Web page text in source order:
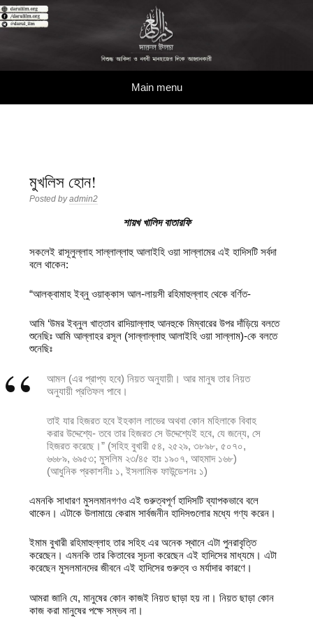
বিশুদ্ধ আকিদা ও নববী মানহাজের দিকে আহ্বানকারী
Main menu
মুখলিস হোন!
Posted byadmin2
শায়খ খালিদ বাতারফি
সকলেই রাসূলুল্লাহ সাল্লাল্লাহু আলাইহি ওয়া সাল্লামের এই হাদিসটি সর্বদা
বলে থাকেন:
“আলক্বামাহ ইব্‌নু ওয়াক্কাস আল-লায়সী রহিমাহুল্লাহ থেকে বর্ণিত-
আমি ‘উমর ইব্‌নুল খাত্তাব রাদিয়াল্লাহু আনহুকে মিম্বারের উপর দাঁড়িয়ে বলতে
শুনেছিঃ আমি আল্লাহর রসূল (সাল্লাল্লাহু আলাইহি ওয়া সাল্লাম)-কে বলতে
শুনেছিঃ
আমল (এর প্রাপ্য হবে) নিয়ত অনুযায়ী। আর মানুষ তার নিয়ত
অনুযায়ী প্রতিফল পাবে।
তাই যার হিজরত হবে ইহকাল লাভের অথবা কোন মহিলাকে বিবাহ
করার উদ্দেশ্যে- তবে তার হিজরত সে উদ্দেশ্যেই হবে, যে জন্যে, সে
হিজরত করেছে।” (সহিহ বুখারী ৫৪, ২৫২৯, ৩৮৯৮, ৫০৭০,
৬৬৮৯, ৬৯৫৩; মুসলিম ২৩/৪৫ হাঃ ১৯০৭, আহমাদ ১৬৮)
(আধুনিক প্রকাশনীঃ ১, ইসলামিক ফাউন্ডেশনঃ ১)
এমনকি সাধারণ মুসলমানগণও এই গুরুত্বপূর্ণ হাদিসটি ব্যাপকভাবে বলে
থাকেন। এটাকে উলামায়ে কেরাম সার্বজনীন হাদিসগুলোর মধ্যে গণ্য করেন।
ইমাম বুখারী রহিমাহুল্লাহ তার সহিহ এর অনেক স্থানে এটা পুনরাবৃত্তি
করেছেন। এমনকি তার কিতাবের সূচনা করেছেন এই হাদিসের মাধ্যমে। এটা
করেছেন মুসলমানদের জীবনে এই হাদিসের গুরুত্ব ও মর্যাদার কারণে।
আমরা জানি যে, মানুষের কোন কাজই নিয়ত ছাড়া হয় না। নিয়ত ছাড়া কোন
কাজ করা মানুষের পক্ষে সম্ভব না।